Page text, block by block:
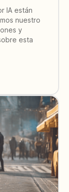
IA están
nuestro
y
esta